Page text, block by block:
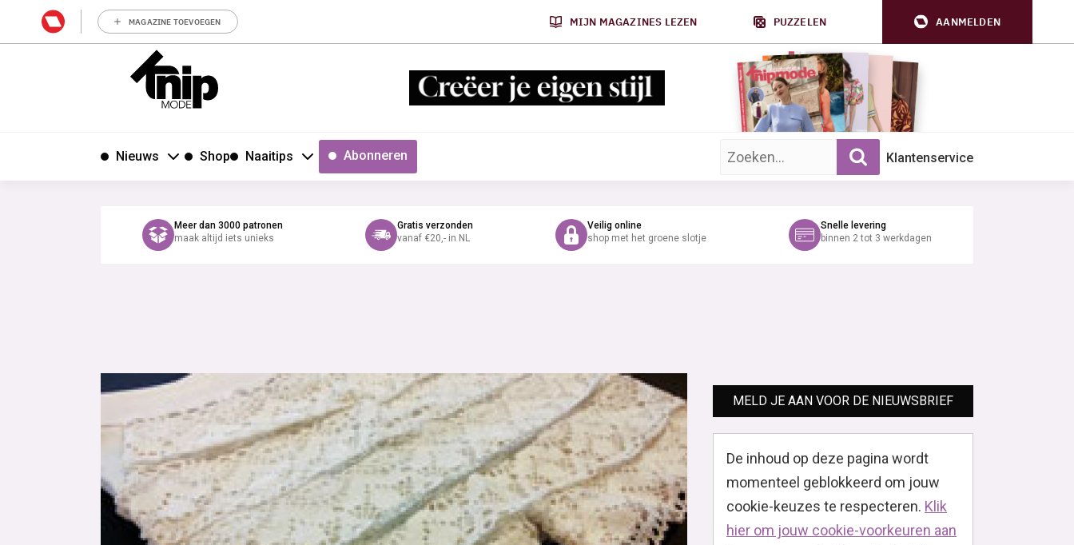
MAGAZINE TOEVOEGEN MIJN MAGAZINES LEZEN PUZZELEN AANMELDEN
Nieuws Shop Naaitips Abonneren Zoek op trefwoord: Klantenservice
Meer dan 3000 patronen
maak altijd iets unieks
Gratis verzonden
vanaf €20,- in NL
Veilig online
shop met het groene slotje
Snelle levering
binnen 2 tot 3 werkdagen
MELD JE AAN VOOR DE NIEUWSBRIEF
De inhoud op deze pagina wordt
momenteel geblokkeerd om jouw
cookie-keuzes te respecteren. Klik
hier om jouw cookie-voorkeuren aan